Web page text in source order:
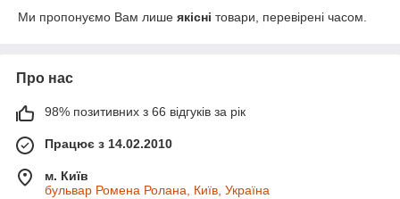
Ми пропонуємо Вам лише якісні товари, перевірені часом.
Про нас
98% позитивних з 66 відгуків за рік
Працює з 14.02.2010
м. Київ
бульвар Ромена Ролана, Київ, Україна